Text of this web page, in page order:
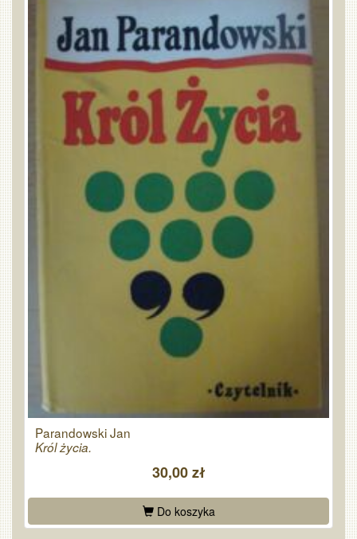
Parandowski Jan
Król życia.
30,00 zł
Do koszyka